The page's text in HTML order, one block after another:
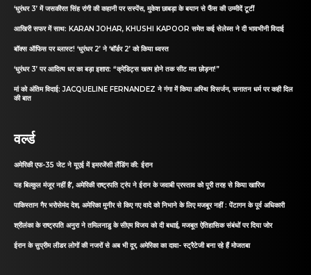
‘धुरंधर 3’ में जसकीरत सिंह रांगी की कहानी पर सस्पेंस, मुकेश छाबड़ा के बयान से फैंस की उम्मीदें टूटीं
आखिरी सफर में साथ: KARAN JOHAR, KHUSHI KAPOOR समेत कई सेलेब्स ने दी भावभीनी विदाई
बॉक्स ऑफिस पर ब्लास्ट! ‘धुरंधर 2’ ने ‘बॉर्डर 2’ को किया ध्वस्त
‘धुरंधर 3’ पर आदित्य धर का बड़ा इशारा: “क्रेडिट्स खत्म होने तक सीट मत छोड़ना!”
मां को अंतिम विदाई: JACQUELINE FERNANDEZ ने गंगा में किया अस्थि विसर्जन, सनातन धर्म पर कही दिल
की बात
वर्ल्ड
अमेरिकी एफ-35 जेट ने यूएई में इमरजेंसी लैंडिंग की: ईरान
यह बिल्कुल मंजूर नहीं है’, अमेरिकी राष्ट्रपति ट्रंप ने ईरान के जवाबी प्रस्ताव को पूरी तरह से किया खारिज
पाकिस्तान गैर भरोसेमंद देश, अमेरिका मुनीर से किए गए वादे को निभाने के लिए मजबूर नहीं : पेंटागन के पूर्व अधिकारी
श्रीलंका के राष्ट्रपति अनुरा ने तमिलनाडु के सीएम विजय को दी बधाई, मजबूत ऐतिहासिक संबंधों पर दिया जोर
ईरान के सुप्रीम लीडर लोगों की नजरों से अब भी दूर, अमेरिका का दावा- स्ट्रैटेजी बना रहे हैं मोजतबा